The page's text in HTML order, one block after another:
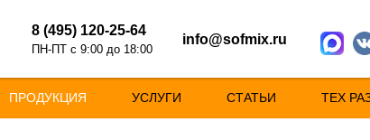
8 (495) 120-25-64
ПН-ПТ с 9:00 до 18:00
info@sofmix.ru
ПРОДУКЦИЯ УСЛУГИ СТАТЬИ ТЕХ